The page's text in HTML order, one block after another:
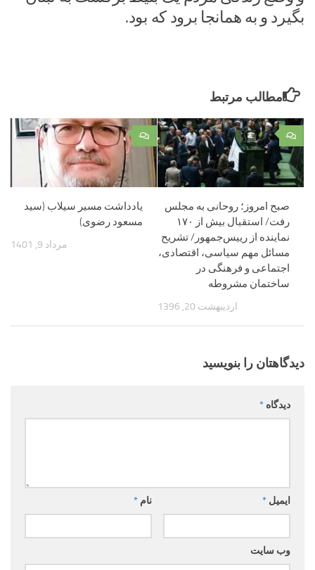
بگیرد و به همانجا برود که بود.
مطالب مرتبط
۰
یادداشت مسیر سیلاب (سید
مسعود رضوی)
مرداد 9, 1401
۰
صبح امروز؛ روحانی به مجلس
رفت/ استقبال بیش از ۱۷۰
نماینده از رییس‌جمهور/ تشریح
مسائل مهم سیاسی، اقتصادی،
اجتماعی و فرهنگی در
ساختمان مشروطه
اردیبهشت 20, 1396
دیدگاهتان را بنویسید
دیدگاه *
نام * ایمیل *
وب‌ سایت